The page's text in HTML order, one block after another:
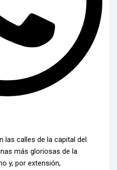
las calles de la capital del
más gloriosas de la
y, por extensión,